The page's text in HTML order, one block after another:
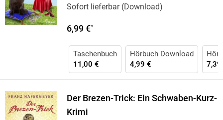
Sofort lieferbar (Download)
6,99 €*
Taschenbuch
11,00 €
Hörbuch Download
4,99 €
7,39
Der Brezen-Trick: Ein Schwaben-Kurz-
Krimi